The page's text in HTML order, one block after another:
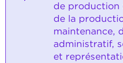
de production
de la
maintenance,
administratif,
et